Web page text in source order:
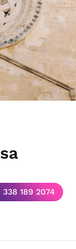
338 189 2074